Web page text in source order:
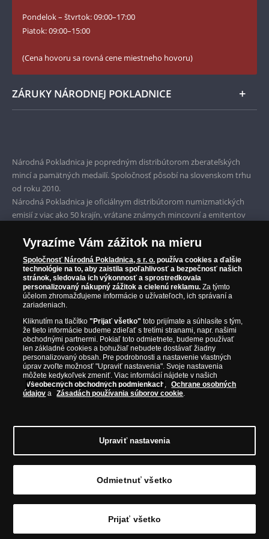
Numizmatické novinky
YouTube Národnej Pokladnice
Pondelok – štvrtok: 09:00–17:00
Piatok: 09:00–15:00
(Cena hovoru sa rovná cene miestneho hovoru)
ZÁRUKY NÁRODNEJ POKLADNICE
Garancia najvyššej kvality
Iba originálne produkty
Národná Pokladnica je popredným distribútorom zberateľských
mincí a pamätných medailí. Spoločnosť pôsobí na slovenskom trhu
od roku 2010.
Národná Pokladnica je oficiálnym distribútorom numizmatických
emisií z viac ako 50 krajín, vrátane známych mincovní a emitentov
Parížska mincovňa, Nórska mincovňa, Fínska mincovňa alebo
Austrálska mincovňa Perth. Spoločnosť svojim zákazníkom a
zberateľom garantuje, že všetky produkty sú v originálnej a v
prvotriednej kvalite, čo je doložené aj priloženým Certifikátom
autentickosti.
© Copyright 2026 - Národná Pokladnica, s. r. o.; Námestie Mateja
Korvína 1, Bratislava 811 07, Tel.: 0850 606 009E-mail:
info@narodnapokladnica.sk, www.narodnapokladnica.sk; IČO: 45 480
206, DIČ: SK2023004302
Upraviť nastavenie súborov cookie môžetekliknutím na
Vyrazíme Vám zážitok na mieru
Spoločnosť Národná Pokladnica, s r. o. používa cookies a ďalšie
technológie na to, aby zaistila spoľahlivosť a bezpečnosť našich
stránok, sledovala ich výkonnosť a sprostredkovala
personalizovaný nákupný zážitok a cielenú reklamu. Za týmto
účelom zhromažďujeme informácie o užívateľoch, ich správaní a
zariadeniach.
Kliknutím na tlačítko"Prijať všetko" toto prijímate a súhlasíte s tým,
že tieto informácie budeme zdieľať s tretími stranami, napr. našimi
obchodnými partnermi. Pokiaľ toto odmietnete, budeme používať
len základné cookies a bohužiaľ nebudete dostávať žiadny
personalizovaný obsah. Pre podrobnosti a nastavenie vlastných
úprav zvoľte možnosť "Upraviť nastavenia". Svoje nastavenia
môžete kedykoľvek zmeniť. Viac informácií nájdete v našich
Všeobecných obchodných podmienkach ,
Ochrane osobných
údajov a Zásadách používania súborov cookie.
Upraviť nastavenia
Odmietnuť všetko
Prijať všetko